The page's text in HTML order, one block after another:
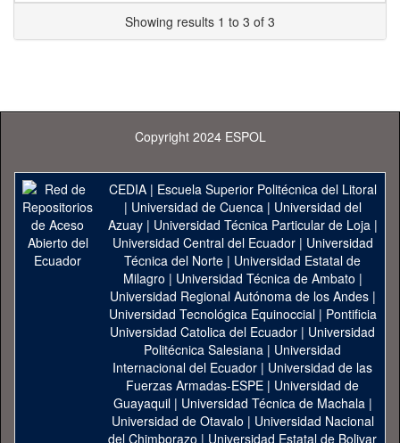
Showing results 1 to 3 of 3
Copyright 2024 ESPOL
CEDIA| Escuela Superior Politécnica del Litoral
| Universidad de Cuenca| Universidad del
Azuay| Universidad Técnica Particular de Loja|
Universidad Central del Ecuador| Universidad
Técnica del Norte | Universidad Estatal de
Milagro | Universidad Técnica de Ambato |
Universidad Regional Autónoma de los Andes|
Universidad Tecnológica Equinoccial| Pontificia
Universidad Catolica del Ecuador | Universidad
Politécnica Salesiana | Universidad
Internacional del Ecuador | Universidad de las
Fuerzas Armadas-ESPE | Universidad de
Guayaquil| Universidad Técnica de Machala|
Universidad de Otavalo | Universidad Nacional
del Chimborazo | Universidad Estatal de Bolivar